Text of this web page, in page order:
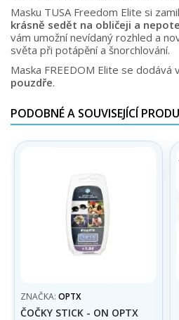
Masku TUSA Freedom Elite si
krásně sedět na obličeji a
vám umožní nevídaný rozhled a
světa při potápění a šnorchlování.
Maska FREEDOM Elite se dodává
pouzdře.
PODOBNÉ A SOUVISEJÍCÍ
ZNAČKA: OPTX
ČOČKY STICK - ON OPTX